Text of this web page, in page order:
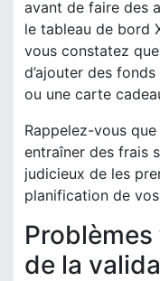
avant de faire des
le tableau de bord
vous constatez
d’ajouter des
ou une carte
Rappelez-vous
entraîner des frais
judicieux de les
planification de
de la